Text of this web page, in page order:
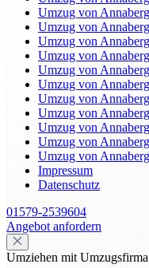
Umzug von
Umzug von
Umzug von
Umzug von
Umzug von
Umzug von
Umzug von
Umzug von
Umzug von
Umzug von
Umzug von
Impressum
Datenschutz
01579-2539604
Angebot anfordern
Umziehen mit